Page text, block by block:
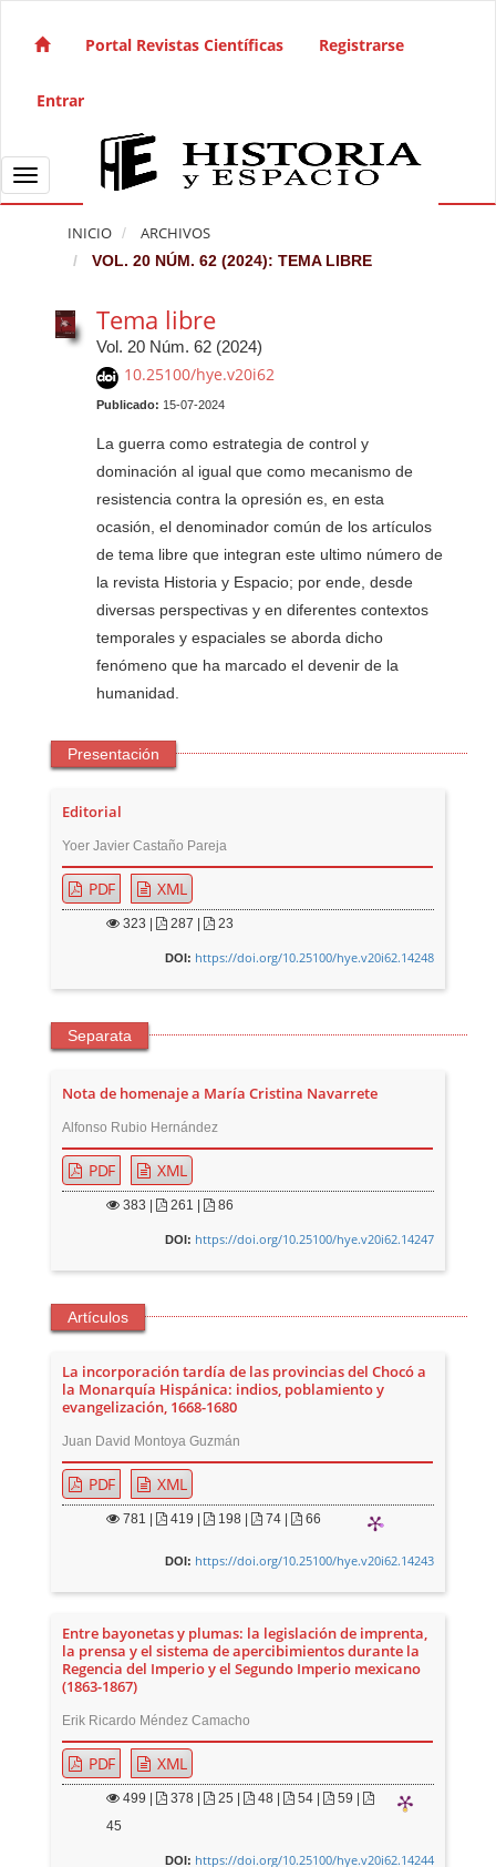
Navegación principal
Barra lateral
Portal Revistas Científicas Registrarse
Entrar
Toggle navigation
INICIO ARCHIVOS
VOL. 20 NÚM. 62 (2024): TEMA LIBRE
Tema libre
Vol. 20 Núm. 62 (2024)
10.25100/hye.v20i62
Publicado: 15-07-2024
La guerra como estrategia de control y
dominación al igual que como mecanismo de
resistencia contra la opresión es, en esta
ocasión, el denominador común de los artículos
de tema libre que integran este ultimo número de
la revista Historia y Espacio; por ende, desde
diversas perspectivas y en diferentes contextos
temporales y espaciales se aborda dicho
fenómeno que ha marcado el devenir de la
humanidad.
Presentación
Editorial
Yoer Javier Castaño Pareja
PDF XML
323 287 | 23
DOI: https://doi.org/10.25100/hye.v20i62.14248
Separata
Nota de homenaje a María Cristina Navarrete
Alfonso Rubio Hernández
PDF XML
383 261 | 86
DOI: https://doi.org/10.25100/hye.v20i62.14247
Artículos
La incorporación tardía de las provincias del Chocó a
la Monarquía Hispánica: indios, poblamiento y
evangelización, 1668-1680
Juan David Montoya Guzmán
PDF XML
781 419 | 198 | 74 | 66
DOI: https://doi.org/10.25100/hye.v20i62.14243
Entre bayonetas y plumas: la legislación de imprenta,
la prensa y el sistema de apercibimientos durante la
Regencia del Imperio y el Segundo Imperio mexicano
(1863-1867)
Erik Ricardo Méndez Camacho
PDF XML
499 378 | 25 | 48 | 54 |
59 |
45
DOI: https://doi.org/10.25100/hye.v20i62.14244